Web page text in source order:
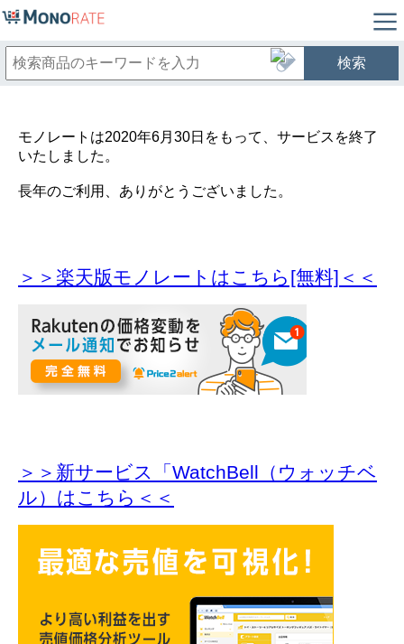
検索
モノレートは2020年6月30日をもって、サービスを終了
いたしました。
長年のご利用、ありがとうございました。
＞＞楽天版モノレートはこちら[無料]＜＜
＞＞新サービス「WatchBell（ウォッチベ
ル）はこちら＜＜